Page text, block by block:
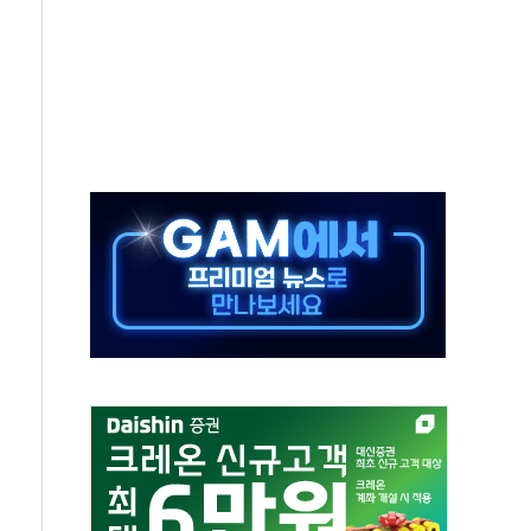
복상자' 전달
거꾸로' 논란…이틀만에 철거
간당 30mm 강한 비...호우 피해 없어